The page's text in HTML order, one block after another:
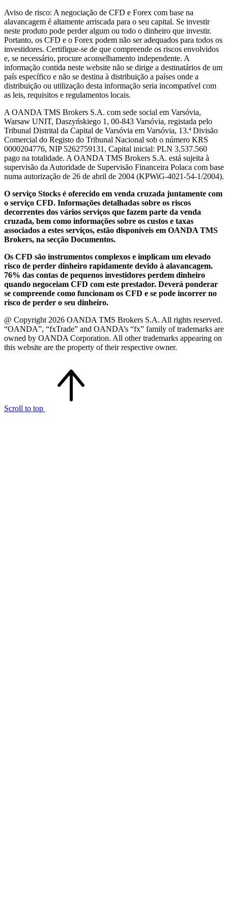
Aviso de risco: A negociação de CFD e Forex com base na
alavancagem é altamente arriscada para o seu capital. Se investir
neste produto pode perder algum ou todo o dinheiro que investir.
Portanto, os CFD e o Forex podem não ser adequados para todos os
investidores. Certifique-se de que compreende os riscos envolvidos
e, se necessário, procure aconselhamento independente. A
informação contida neste website não se dirige a destinatários de um
país específico e não se destina à distribuição a países onde a
distribuição ou utilização desta informação seria incompatível com
as leis, requisitos e regulamentos locais.
A OANDA TMS Brokers S.A. com sede social em Varsóvia,
Warsaw UNIT, Daszyńskiego 1, 00-843 Varsóvia, registada pelo
Tribunal Distrital da Capital de Varsóvia em Varsóvia, 13.ª Divisão
Comercial do Registo do Tribunal Nacional sob o número KRS
0000204776, NIP 5262759131, Capital inicial: PLN 3,537.560
pago na totalidade. A OANDA TMS Brokers S.A. está sujeita à
supervisão da Autoridade de Supervisão Financeira Polaca com base
numa autorização de 26 de abril de 2004 (KPWiG-4021-54-1/2004).
O serviço Stocks é oferecido em venda cruzada juntamente com
o serviço CFD. Informações detalhadas sobre os riscos
decorrentes dos vários serviços que fazem parte da venda
cruzada, bem como informações sobre os custos e taxas
associados a estes serviços, estão disponíveis em OANDA TMS
Brokers, na secção Documentos.
Os CFD são instrumentos complexos e implicam um elevado
risco de perder dinheiro rapidamente devido à alavancagem.
76% das contas de pequenos investidores perdem dinheiro
quando negoceiam CFD com este prestador. Deverá ponderar
se compreende como funcionam os CFD e se pode incorrer no
risco de perder o seu dinheiro.
@ Copyright 2026 OANDA TMS Brokers S.A. All rights reserved.
“OANDA”, “fxTrade” and OANDA’s “fx” family of trademarks are
owned by OANDA Corporation. All other trademarks appearing on
this website are the property of their respective owner.
Scroll to top